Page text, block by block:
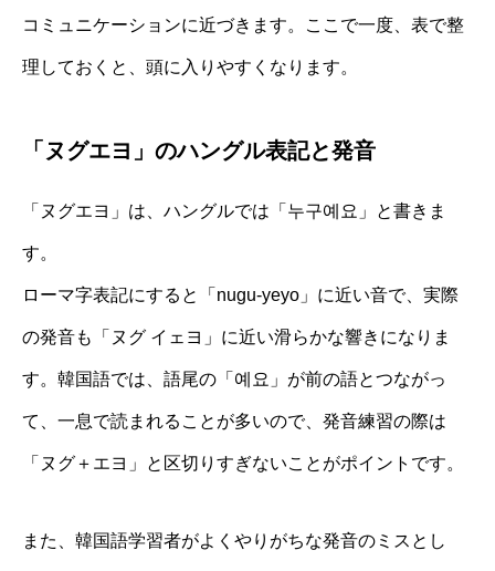
コミュニケーションに近づきます。ここで一度、表で整
理しておくと、頭に入りやすくなります。
「ヌグエヨ」のハングル表記と発音
「ヌグエヨ」は、ハングルでは「누구예요」と書きま
す。
ローマ字表記にすると「nugu-yeyo」に近い音で、実際
の発音も「ヌグ イェヨ」に近い滑らかな響きになりま
す。韓国語では、語尾の「예요」が前の語とつながっ
て、一息で読まれることが多いので、発音練習の際は
「ヌグ＋エヨ」と区切りすぎないことがポイントです。
また、韓国語学習者がよくやりがちな発音のミスとし